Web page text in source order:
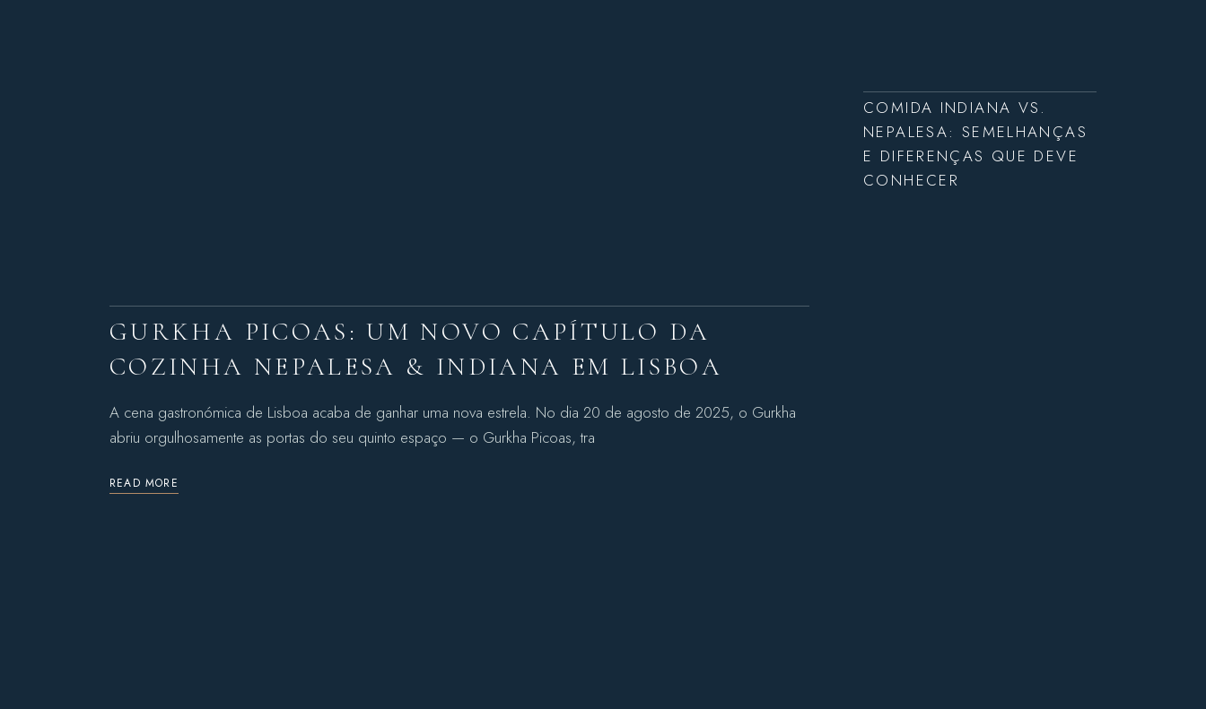
GURKHA PICOAS: UM NOVO CAPÍTULO DA
COZINHA NEPALESA & INDIANA EM LISBOA
A cena gastronómica de Lisboa acaba de ganhar uma nova estrela. No dia 20 de agosto de 2025, o Gurkha
abriu orgulhosamente as portas do seu quinto espaço — o Gurkha Picoas, tra
READ MORE
COMIDA INDIANA VS.
NEPALESA: SEMELHANÇAS
E DIFERENÇAS QUE DEVE
CONHECER